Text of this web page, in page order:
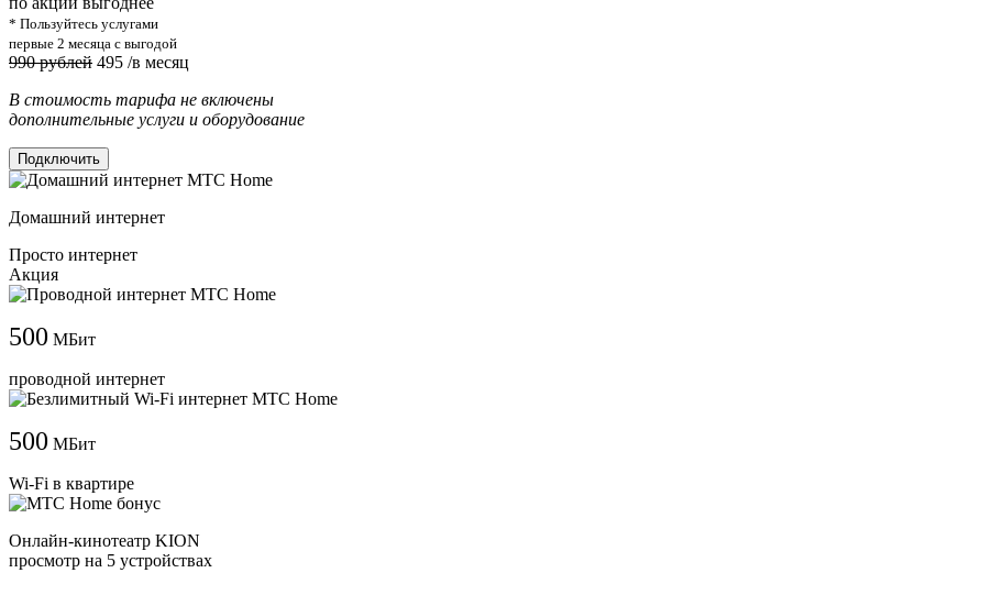
* Пользуйтесь услугами
первые 2 месяца с выгодой
990 рублей 495 /в месяц
В стоимость тарифа не включены
дополнительные услуги и оборудование
Подключить
Домашний интернет
Просто интернет
Акция
500 МБит
проводной интернет
500 МБит
Wi-Fi в квартире
Онлайн-кинотеатр KION
просмотр на 5 устройствах